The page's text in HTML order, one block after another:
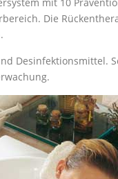
Die
Desinfektionsmittel.